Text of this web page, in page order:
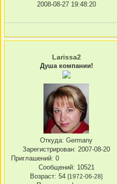
2008-08-27 19:48:20
Larissa2
Душа компании!
Откуда: Germany
Зарегистрирован: 2007-08-20
Приглашений: 0
Сообщений: 10521
Возраст: 54 [1972-06-28]